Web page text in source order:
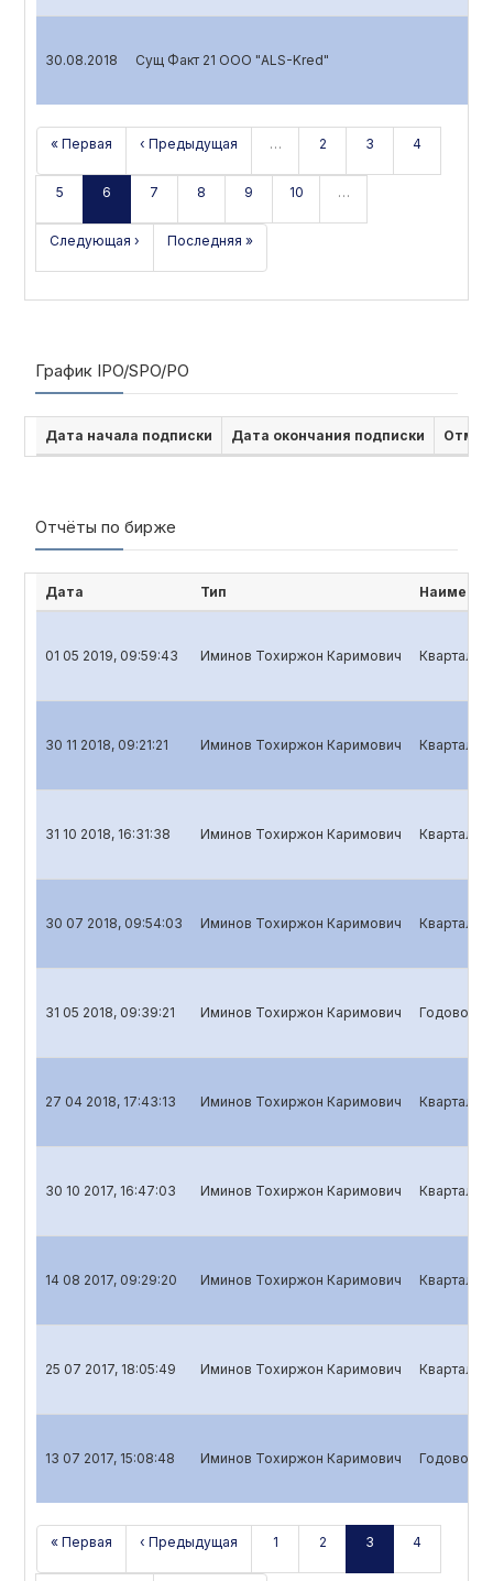
30.08.2018 Сущ Факт 21 ООО "ALS-Kred"
« Первая ‹ Предыдущая … 2 3 4
5 6 7 8 9 10 …
Следующая › Последняя »
График IPO/SPO/PO
Дата начала подписки Дата окончания подписки
Отчёты по бирже
Дата Тип
01 05 2019, 09:59:43 Иминов Тохиржон Каримович
30 11 2018, 09:21:21 Иминов Тохиржон Каримович
31 10 2018, 16:31:38 Иминов Тохиржон Каримович
30 07 2018, 09:54:03 Иминов Тохиржон Каримович
31 05 2018, 09:39:21 Иминов Тохиржон Каримович Годовой
27 04 2018, 17:43:13 Иминов Тохиржон Каримович
30 10 2017, 16:47:03 Иминов Тохиржон Каримович
14 08 2017, 09:29:20 Иминов Тохиржон Каримович
25 07 2017, 18:05:49 Иминов Тохиржон Каримович
13 07 2017, 15:08:48 Иминов Тохиржон Каримович Годовой
« Первая ‹ Предыдущая 1 2 3 4